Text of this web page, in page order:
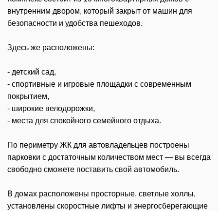
внутренним двором, который закрыт от машин для
безопасности и удобства пешеходов.
Здесь же расположены:
- детский сад,
- спортивные и игровые площадки с современным
покрытием,
- широкие велодорожки,
- места для спокойного семейного отдыха.
По периметру ЖК для автовладельцев построены
парковки с достаточным количеством мест — вы всегда
свободно сможете поставить свой автомобиль.
В домах расположены просторные, светлые холлы,
установлены скоростные лифты и энергосберегающие